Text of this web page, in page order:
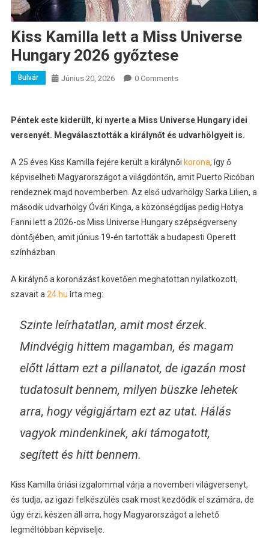
Kiss Kamilla lett a Miss Universe
Hungary 2026 győztese
Bulvár Június 20, 2026 0 Comments
Péntek este kiderült, ki nyerte a Miss Universe Hungary idei
versenyét. Megválasztották a királynőt és udvarhölgyeit is.
A 25 éves Kiss Kamilla fejére került a királynői korona, így ő
képviselheti Magyarországot a világdöntőn, amit Puerto Ricóban
rendeznek majd novemberben. Az első udvarhölgy Sarka Lilien, a
második udvarhölgy Óvári Kinga, a közönségdíjas pedig Hotya
Fanni lett a 2026-os Miss Universe Hungary szépségverseny
döntőjében, amit június 19-én tartották a budapesti Operett
színházban.
A királynő a koronázást követően meghatottan nyilatkozott,
szavait a 24.hu írta meg:
Szinte leírhatatlan, amit most érzek.
Mindvégig hittem magamban, és magam
előtt láttam ezt a pillanatot, de igazán most
tudatosult bennem, milyen büszke lehetek
arra, hogy végigjártam ezt az utat. Hálás
vagyok mindenkinek, aki támogatott,
segített és hitt bennem.
Kiss Kamilla óriási izgalommal várja a novemberi világversenyt,
és tudja, az igazi felkészülés csak most kezdődik el számára, de
úgy érzi, készen áll arra, hogy Magyarországot a lehető
legméltóbban képviselje.